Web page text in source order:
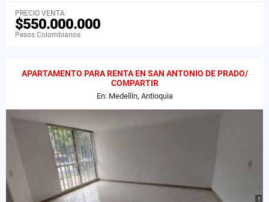
PRECIO VENTA
$550.000.000
Pesos Colombianos
APARTAMENTO PARA RENTA EN SAN ANTONIO DE PRADO/
COMPARTIR
En: Medellín, Antioquia